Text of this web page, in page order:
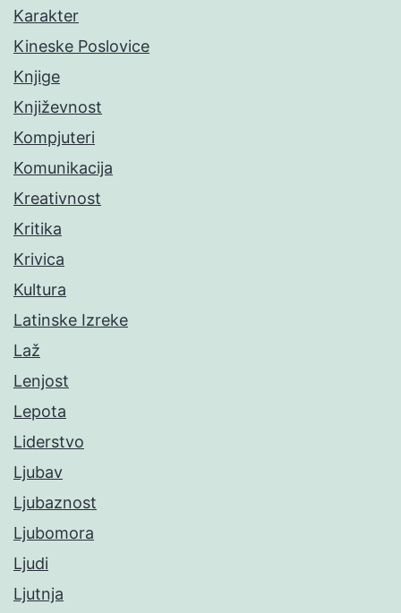
Karakter
Kineske Poslovice
Knjige
Književnost
Kompjuteri
Komunikacija
Kreativnost
Kritika
Krivica
Kultura
Latinske Izreke
Laž
Lenjost
Lepota
Liderstvo
Ljubav
Ljubaznost
Ljubomora
Ljudi
Ljutnja